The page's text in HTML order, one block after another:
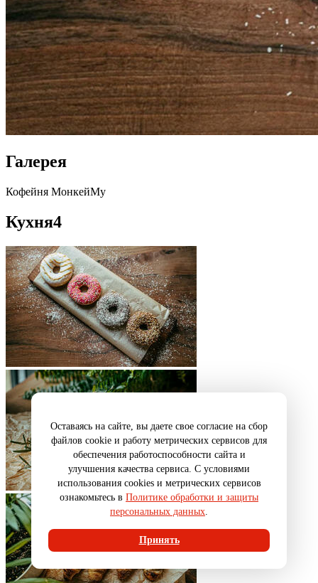
Оставаясь на сайте, вы даете свое согласие на сбор
файлов cookie и работу метрических сервисов для
обеспечения работоспособности сайта и
улучшения качества сервиса. С условиями
использования cookies и метрических сервисов
ознакомьтесь в Политике обработки и защиты
персональных данных.
Принять
Галерея
Кофейня МонкейМу
Кухня4